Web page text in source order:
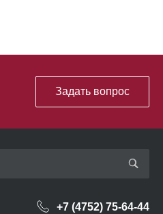
Задать вопрос
+7 (4752) 75-64-44